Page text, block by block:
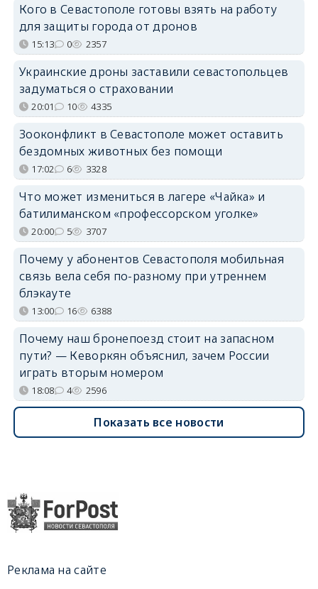
Кого в Севастополе готовы взять на работу
для защиты города от дронов
15:13 0 2357
Украинские дроны заставили севастопольцев
задуматься о страховании
20:01 10 4335
Зооконфликт в Севастополе может оставить
бездомных животных без помощи
17:02 6 3328
Что может измениться в лагере «Чайка» и
батилиманском «профессорском уголке»
20:00 5 3707
Почему у абонентов Севастополя мобильная
связь вела себя по-разному при утреннем
блэкауте
13:00 16 6388
Почему наш бронепоезд стоит на запасном
пути? — Кеворкян объяснил, зачем России
играть вторым номером
18:08 4 2596
Показать все новости
Реклама на сайте